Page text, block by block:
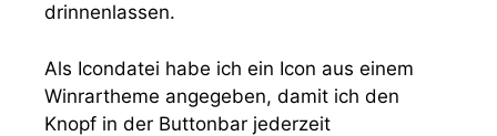
drinnenlassen.
Als Icondatei habe ich ein Icon aus einem
Winrartheme angegeben, damit ich den
Knopf in der Buttonbar jederzeit